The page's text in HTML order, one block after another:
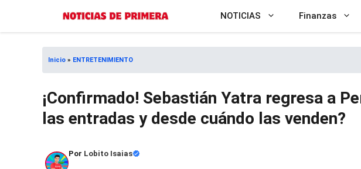
al
contenido
NOTICIAS Finanzas
Inicio » ENTRETENIMIENTO
¡Confirmado! Sebastián Yatra regresa a
las entradas y desde cuándo las venden?
Por Lobito Isaias